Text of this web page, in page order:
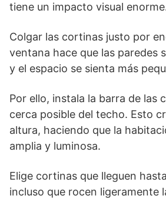
tiene un impacto visual
Colgar las cortinas justo por
ventana hace que las paredes
y el espacio se sienta más
Por ello, instala la barra de las
cerca posible del techo. Esto
altura, haciendo que la
amplia y luminosa.
Elige cortinas que lleguen
incluso que rocen ligeramente